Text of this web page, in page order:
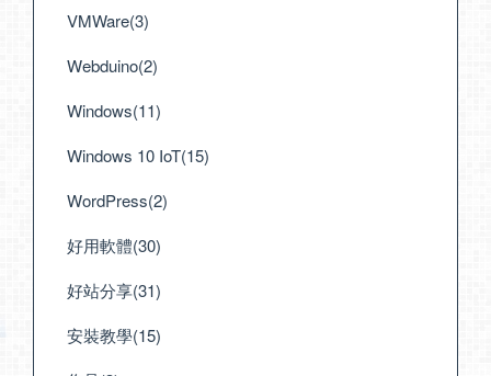
VMWare(3)
Webduino(2)
Windows(11)
Windows 10 IoT(15)
WordPress(2)
好用軟體(30)
好站分享(31)
安裝教學(15)